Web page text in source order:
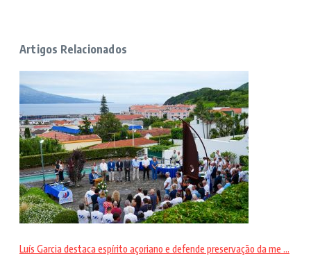
Artigos Relacionados
Luís Garcia destaca espírito açoriano e defende preservação da me ...